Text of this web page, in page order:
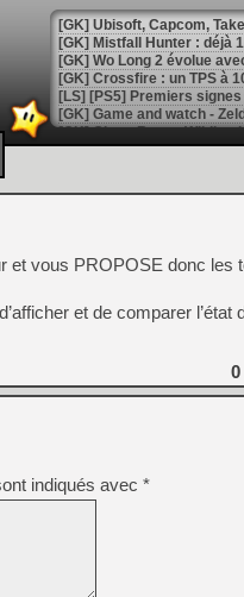
[GK] Mistfall Hunter : déjà
[GK] Wo Long 2 évolue
[GK] Crossfire : un TPS à
[LS] [PS5] Premiers
[Mo5] DOOM arrive en
[GK] Bethesda fête les 30
[GK] Roblox : l'action en
[GK] Agenda - GeForce
[LS] [PS5] ps5-y2jb-
[GK] Pourquoi Marvel
[GK] Test : Restory : Chill
[GK] GTA 6 : Rockstar
[GK] Hot Wheels Infinite
[GK] Mémoire cash -
[GK] Résultats Nintendo :
[GK] Déjà des
[Mo5] Brickboy cherche à
et vous PROPOSE donc les
et de comparer l’état
0
indiqués avec *